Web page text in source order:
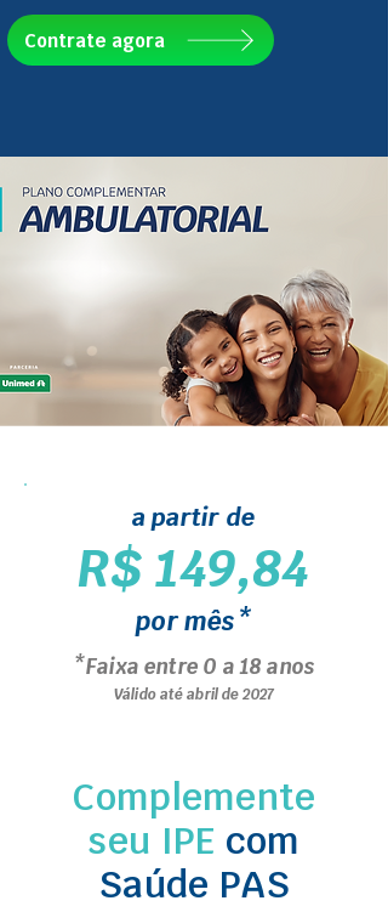
Contrate agora
a partir de
R$ 149,84
por mês*
*Faixa entre 0 a 18 anos
Válido até abril de 2027
Complemente
seu IPE com
Saúde PAS